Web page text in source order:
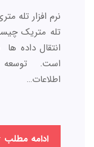
تله متریک
انتقال داده
است. توسعه
اطلاعات…
ادامه مطلب